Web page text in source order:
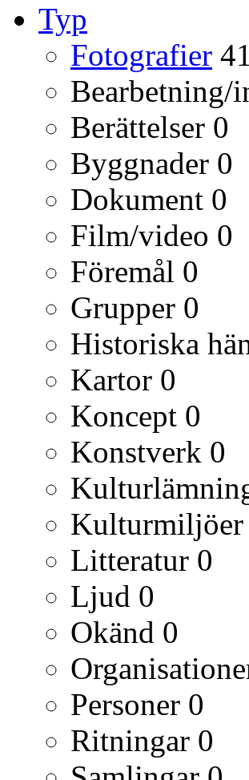
Typ
Fotografier
Bearbetning/
Berättelser 0
Byggnader 0
Dokument 0
Film/video 0
Föremål 0
Grupper 0
Historiska
Kartor 0
Koncept 0
Konstverk 0
Kulturmiljöer
Litteratur 0
Ljud 0
Okänd 0
Personer 0
Ritningar 0